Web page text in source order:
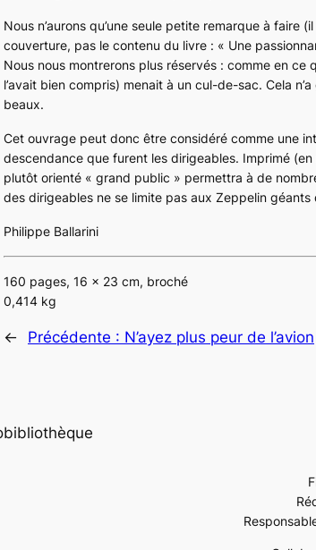
Nous n’aurons qu’une seule petite remarque à
couverture, pas le contenu du livre : « Une
Nous nous montrerons plus réservés : comme en
l’avait bien compris) menait à un cul-de-sac. Cela
beaux.
Cet ouvrage peut donc être considéré comme une
descendance que furent les dirigeables. Imprimé
plutôt orienté « grand public » permettra à de
des dirigeables ne se limite pas aux Zeppelin géants
Philippe Ballarini
160 pages, 16 x 23 cm, broché
0,414 kg
← Précédente : N’ayez plus peur de l’avion